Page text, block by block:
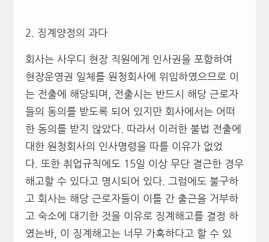
2. 징계양정의 과다
회사는 사우디 현장 직원에게 인사권을 포함하여
현장운영권 일체를 원청회사에 위임하였으므로 이
는 전출에 해당되며, 전출시는 반드시 해당 근로자
들의 동의를 받도록 되어 있지만 회사에서는 어떠
한 동의를 받지 않았다. 따라서 이러한 불법 전출에
대한 원청회사의 인사명령을 따를 이유가 없었
다. 또한 취업규칙에도 15일 이상 무단 결근한 경우
해고할 수 있다고 명시되어 있다. 그럼에도 불구하
고 회사는 해당 근로자들이 이틀 간 출근을 거부하
고 숙소에 대기한 것을 이유로 징계해고를 결정 하
였는바, 이 징계해고는 너무 가혹하다고 할 수 있